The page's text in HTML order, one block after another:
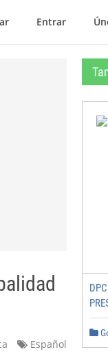
Entrar
Español